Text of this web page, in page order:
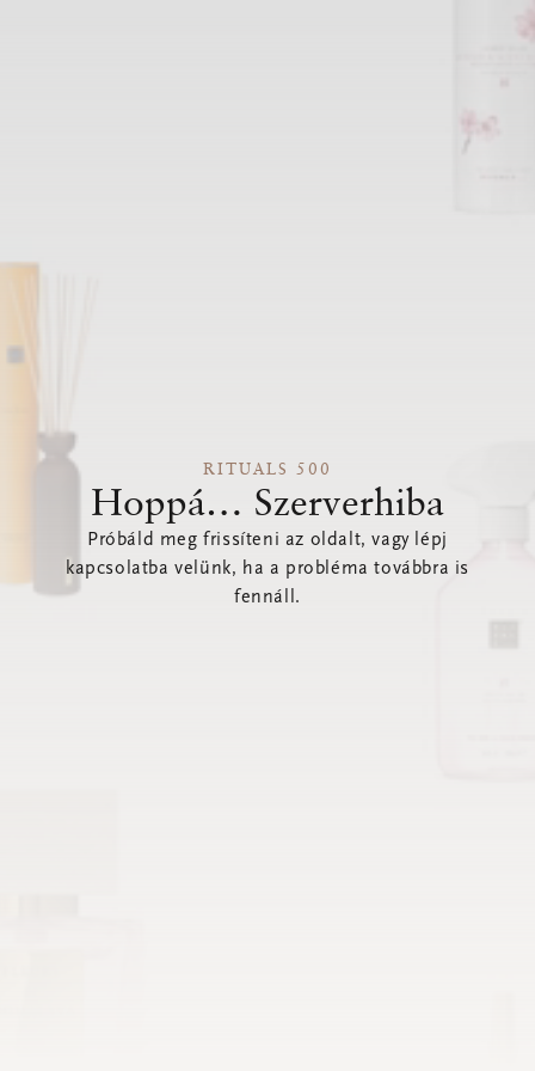
RITUALS 500
Hoppá… Szerverhiba
Próbáld meg frissíteni az oldalt, vagy lépj
kapcsolatba velünk, ha a probléma továbbra is
fennáll.